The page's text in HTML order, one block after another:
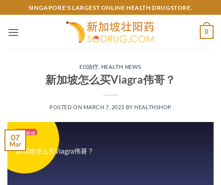
to
content
SINGAPORE'S LARGEST ONLINE HEALTH DRUGSTORE.
0
ED治疗 HEALTH NEWS
新加坡怎么买Viagra伟哥？
POSTED ON MARCH 7, 2023 BY HEALTHSHOP
07
Mar